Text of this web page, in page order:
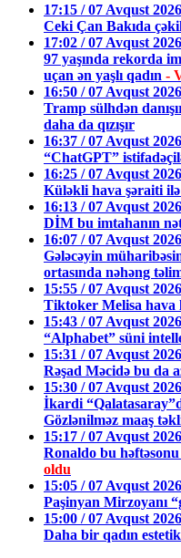
17:15 / 07 Avqust 2026
Ceki Çan Bakıda
17:02 / 07 Avqust 2026
97 yaşında rekorda
uçan ən yaşlı qadın -
16:50 / 07 Avqust 2026
Tramp sülhdən
daha da qızışır
16:37 / 07 Avqust 2026
“ChatGPT”
16:25 / 07 Avqust 2026
Küləkli hava şəraiti ilə
16:13 / 07 Avqust 2026
DİM bu imtahanın
16:07 / 07 Avqust 2026
Gələcəyin
ortasında nəhəng
15:55 / 07 Avqust 2026
Tiktoker Melisa hava
15:43 / 07 Avqust 2026
“Alphabet” süni
15:31 / 07 Avqust 2026
Rəşad Məcidə bu da
15:30 / 07 Avqust 2026
İkardi
Gözlənilməz maaş
15:17 / 07 Avqust 2026
Ronaldo bu
oldu
15:05 / 07 Avqust 2026
Paşinyan Mirzoyanı
15:00 / 07 Avqust 2026
Daha bir qadın